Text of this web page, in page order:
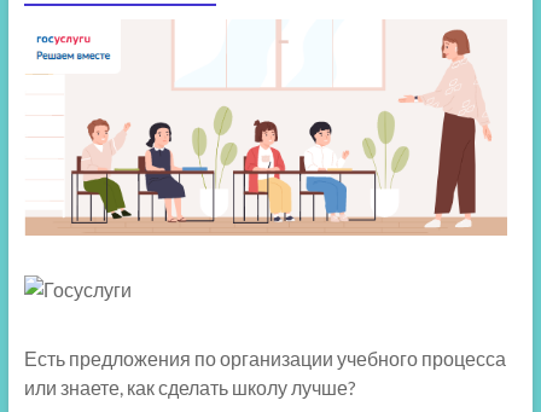
Есть предложения по организации учебного процесса
или знаете, как сделать школу лучше?